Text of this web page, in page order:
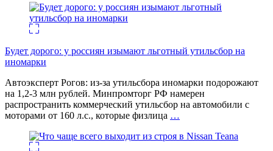
Будет дорого: у россиян изымают льготный утильсбор на
иномарки
Автоэксперт Рогов: из-за утильсбора иномарки подорожают
на 1,2-3 млн рублей. Минпромторг РФ намерен
распространить коммерческий утильсбор на автомобили с
моторами от 160 л.с., которые физлица …